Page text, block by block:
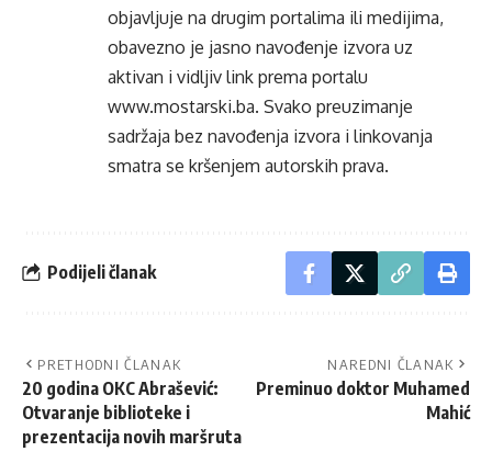
objavljuje na drugim portalima ili medijima,
obavezno je jasno navođenje izvora uz
aktivan i vidljiv link prema portalu
www.mostarski.ba. Svako preuzimanje
sadržaja bez navođenja izvora i linkovanja
smatra se kršenjem autorskih prava.
Podijeli članak
PRETHODNI ČLANAK
20 godina OKC Abrašević:
Otvaranje biblioteke i
prezentacija novih maršruta
NAREDNI ČLANAK
Preminuo doktor Muhamed
Mahić